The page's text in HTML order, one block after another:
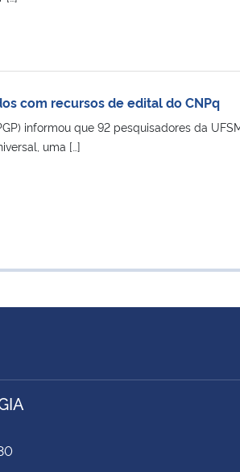
com recursos de edital do CNPq
informou que 92 pesquisadores da
uma […]